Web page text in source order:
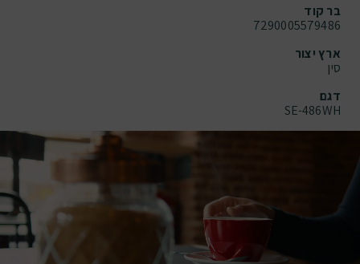
בר קוד
7290005579486
ארץ יצור
סין
דגם
SE-486WH